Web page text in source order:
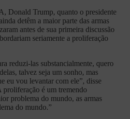
Donald Trump, quanto o presidente
detêm a maior parte das armas
antes de sua primeira discussão
seriamente a proliferação
reduzi-las substancialmente, quero
talvez seja um sonho, mas
eu vou levantar com ele”, disse
proliferação é um tremendo
problema do mundo, as armas
do mundo.”